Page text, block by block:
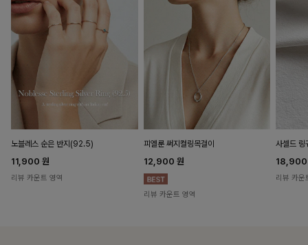
노블레스 순은 반지(92.5)
11,900 원
리뷰 카운트 영역
피엘룬 써지컬링목걸이
12,900 원
리뷰 카운트 영역
사셀드 링
리뷰 카운